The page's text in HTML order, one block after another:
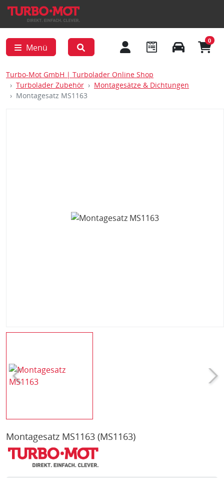
Menü
0
Turbo-Mot GmbH | Turbolader Online Shop
Turbolader Zubehör
Montagesätze & Dichtungen
Montagesatz MS1163
Montagesatz MS1163 (MS1163)